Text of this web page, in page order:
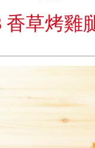
香草烤